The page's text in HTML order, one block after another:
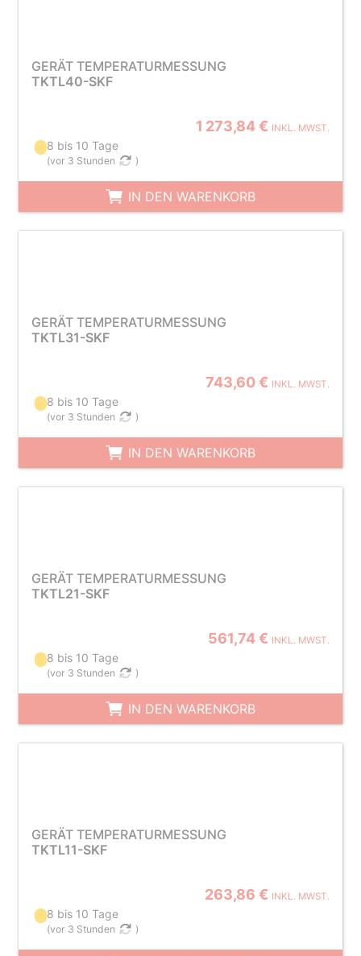
GERÄT TEMPERATURMESSUNG
TKTL40-SKF
1 273,84 € INKL. MWST.
8 bis 10 Tage
(vor 3 Stunden )
IN DEN WARENKORB
GERÄT TEMPERATURMESSUNG
TKTL31-SKF
743,60 € INKL. MWST.
8 bis 10 Tage
(vor 3 Stunden )
IN DEN WARENKORB
GERÄT TEMPERATURMESSUNG
TKTL21-SKF
561,74 € INKL. MWST.
8 bis 10 Tage
(vor 3 Stunden )
IN DEN WARENKORB
GERÄT TEMPERATURMESSUNG
TKTL11-SKF
263,86 € INKL. MWST.
8 bis 10 Tage
(vor 3 Stunden )